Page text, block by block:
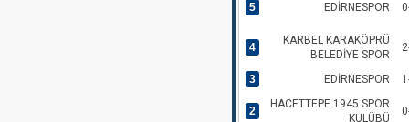
5 EDİRNESPOR
4
KARBEL KARAKÖPRÜ
BELEDİYE SPOR
3 EDİRNESPOR
2
HACETTEPE 1945 SPOR
KULÜBÜ